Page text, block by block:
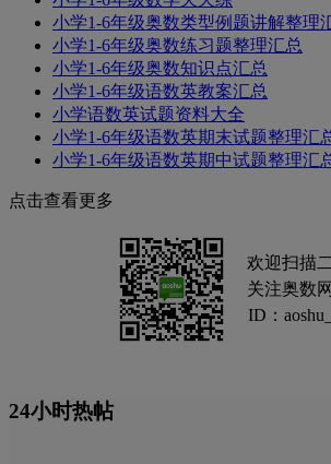
小学1-6年级奥数类型例题讲解整理
小学1-6年级奥数练习题整理汇总
小学1-6年级奥数知识点汇总
小学1-6年级语数英教案汇总
小学语数英试题资料大全
小学1-6年级语数英期末试题整理汇
小学1-6年级语数英期中试题整理汇
点击查看更多
欢迎扫描
关注奥数
ID：
24小时热帖